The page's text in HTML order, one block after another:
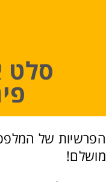
סלט
הפרשיות של
מושלם!